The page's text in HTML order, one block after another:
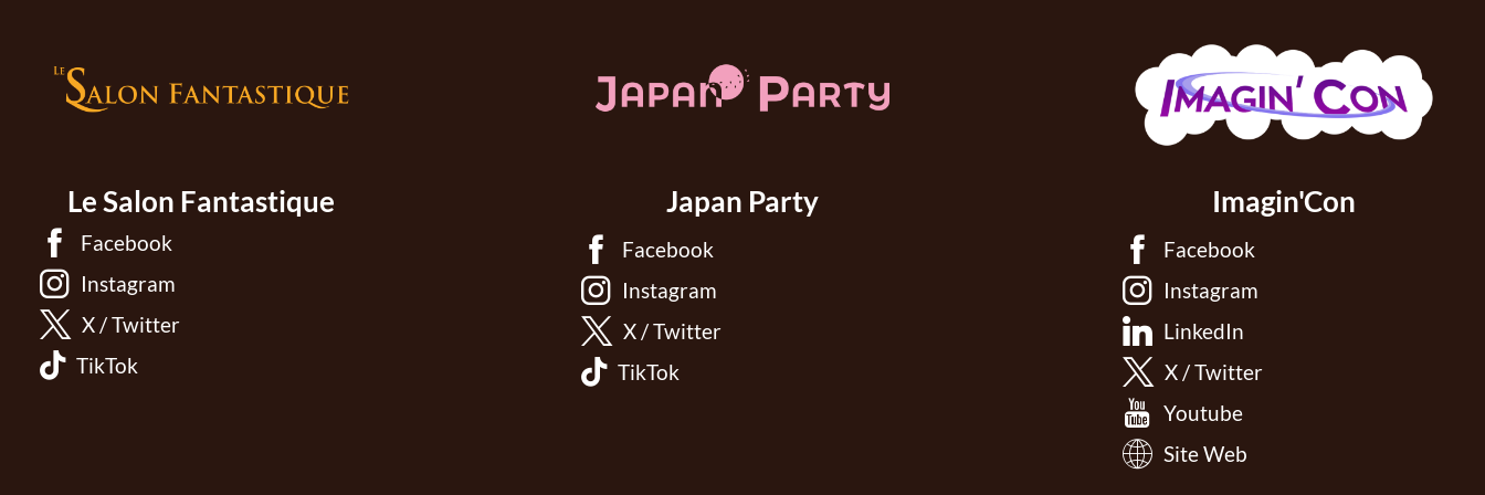
Le Salon Fantastique
Facebook
Instagram
X / Twitter
TikTok
Japan Party
Facebook
Instagram
X / Twitter
TikTok
Imagin'Con
Facebook
Instagram
LinkedIn
X / Twitter
Youtube
Site Web